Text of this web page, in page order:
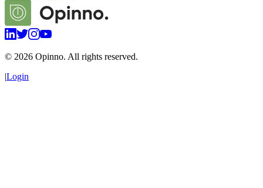
© 2026 Opinno. All rights reserved.
|Login